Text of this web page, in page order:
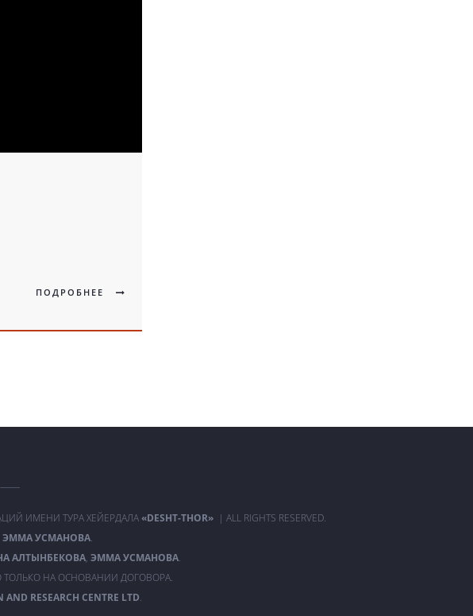
ПОДРОБНЕЕ
ИМЕНИ ТУРА ХЕЙЕРДАЛА«DESHT-THOR»| ALL RIGHTS RESERVED.
ЭММА УСМАНОВА.
АЛТЫНБЕКОВА, ЭММА УСМАНОВА.
НА ОСНОВАНИИ ДОГОВОРА.
RESEARCH CENTRE LTD.